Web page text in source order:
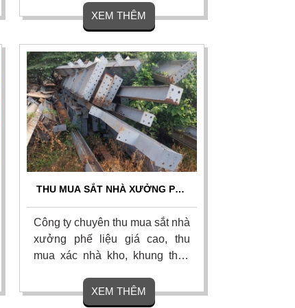
chủng loại, hư hỏng, nứt vỡ từ
xưởng cơ khí. Liên hệ ngay để
nhận báo giá chính xác và ưu
đãi hoa hồng cao.
XEM THÊM
THU MUA SẮT NHÀ XƯỞNG PHẾ
NƠI
Công ty chuyên thu mua sắt nhà
xưởng phế liệu giá cao, thu
mua xác nhà kho, khung thép
phelieuthuanphat.net Chúng tôi
cam kết định giá chính xác, hỗ
XEM THÊM